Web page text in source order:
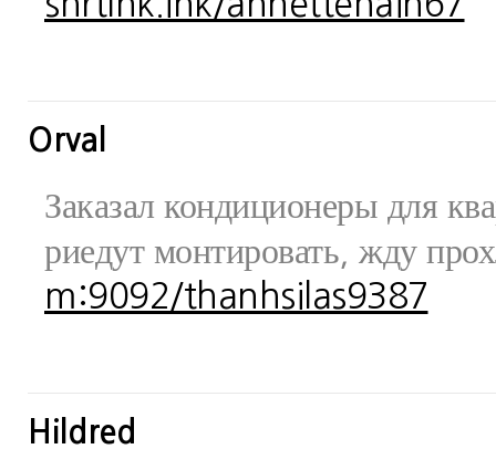
Orval
Заказал кондиционеры для
риедут монтировать, жду
m:9092/thanhsilas9387
Hildred